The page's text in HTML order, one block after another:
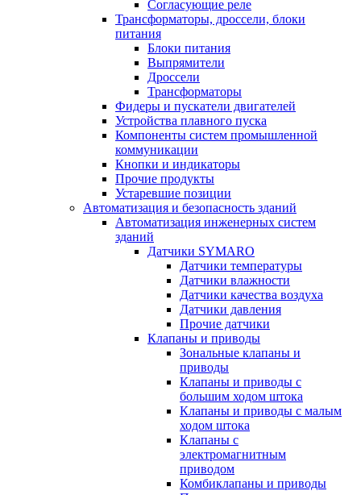
Согласующие реле
Трансформаторы, дроссели, блоки
питания
Блоки питания
Выпрямители
Дроссели
Трансформаторы
Фидеры и пускатели двигателей
Устройства плавного пуска
Компоненты систем промышленной
коммуникации
Кнопки и индикаторы
Прочие продукты
Устаревшие позиции
Автоматизация и безопасность зданий
Автоматизация инженерных систем
зданий
Датчики SYMARO
Датчики температуры
Датчики влажности
Датчики качества воздуха
Датчики давления
Прочие датчики
Клапаны и приводы
Зональные клапаны и
приводы
Клапаны и приводы с
большим ходом штока
Клапаны и приводы с малым
ходом штока
Клапаны с
электромагнитным
приводом
Комбиклапаны и приводы